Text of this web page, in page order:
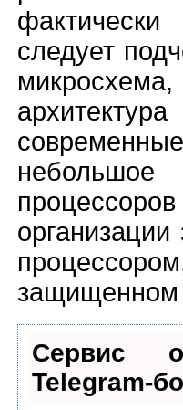
следует
Сервис
Telegram-